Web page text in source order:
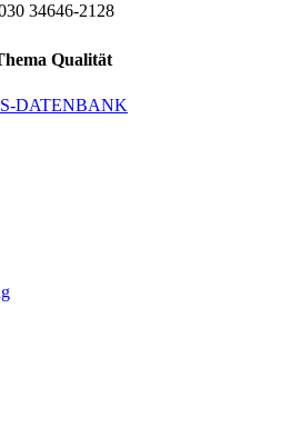
34646-2128
Qualität
DATENBANK